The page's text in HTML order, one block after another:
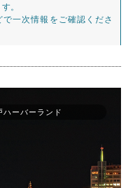
。
一次情報をご確認くださ
ハーバーランド